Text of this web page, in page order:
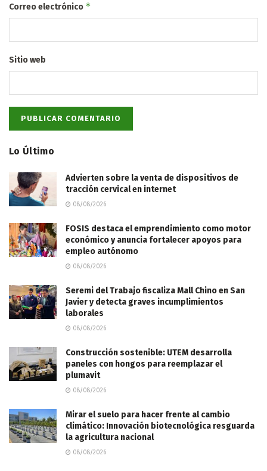
Correo electrónico *
Sitio web
Lo Último
Advierten sobre la venta de dispositivos de
tracción cervical en internet
08/08/2026
FOSIS destaca el emprendimiento como motor
económico y anuncia fortalecer apoyos para
empleo autónomo
08/08/2026
Seremi del Trabajo fiscaliza Mall Chino en San
Javier y detecta graves incumplimientos
laborales
08/08/2026
Construcción sostenible: UTEM desarrolla
paneles con hongos para reemplazar el
plumavit
08/08/2026
Mirar el suelo para hacer frente al cambio
climático: Innovación biotecnológica resguarda
la agricultura nacional
08/08/2026